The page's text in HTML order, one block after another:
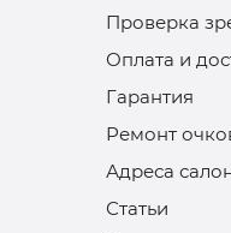
Проверка
Оплата и
Гарантия
Ремонт
Адреса
Статьи